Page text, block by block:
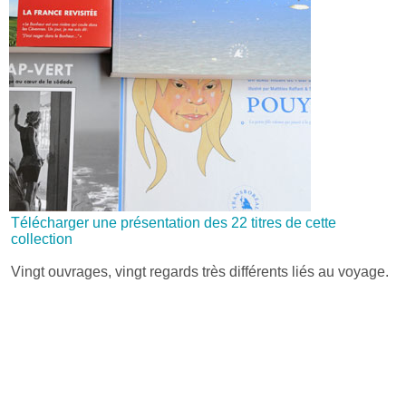
Télécharger une présentation des 22 titres de cette
collection
Vingt ouvrages, vingt regards très différents liés au voyage.